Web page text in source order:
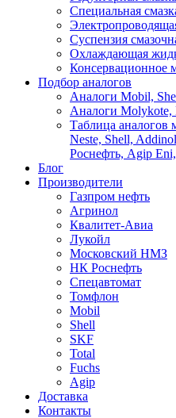
Специальная
Суспензия
Охлаждающая
Консервационное
Подбор аналогов
Аналоги Mobil,
Аналоги Molykote,
Таблица аналогов
Neste, Shell,
Роснефть, Agip
Блог
Производители
Газпром нефть
Агринол
Квалитет-Авиа
Лукойл
Московский НМЗ
НК Роснефть
Спецавтомат
Томфлон
Mobil
Shell
SKF
Total
Fuchs
Agip
Доставка
Контакты